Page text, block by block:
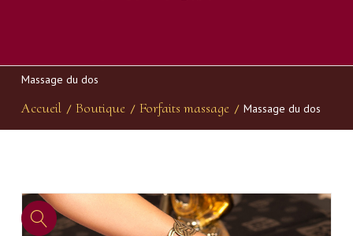
Massage du dos
Accueil / Boutique / Forfaits massage / Massage du dos